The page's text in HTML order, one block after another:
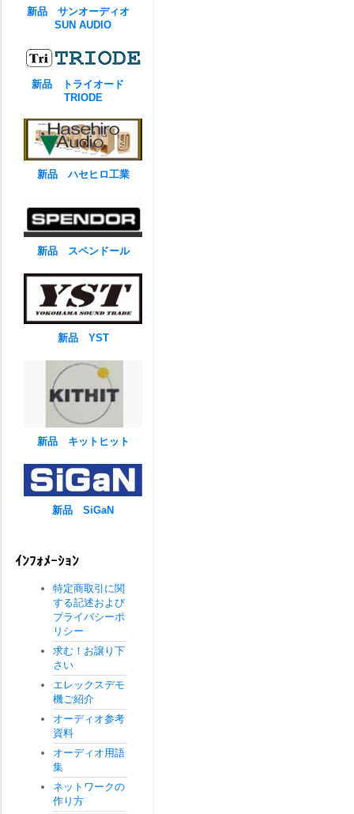
新品 サンオーディオ
SUN AUDIO
新品 トライオード
TRIODE
新品 ハセヒロ工業
新品 スペンドール
新品 YST
新品 キットヒット
新品 SiGaN
ｲﾝﾌｫﾒｰｼｮﾝ
特定商取引に関
する記述および
プライバシーポ
リシー
求む！お譲り下
さい
エレックスデモ
機ご紹介
オーディオ参考
資料
オーディオ用語
集
ネットワークの
作り方